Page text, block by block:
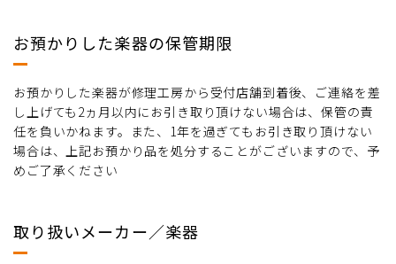
お預かりした楽器の保管期限
お預かりした楽器が修理工房から受付店舗到着後、ご連絡を差
し上げても2ヵ月以内にお引き取り頂けない場合は、保管の責
任を負いかねます。また、1年を過ぎてもお引き取り頂けない
場合は、上記お預かり品を処分することがございますので、予
めご了承ください
取り扱いメーカー／楽器